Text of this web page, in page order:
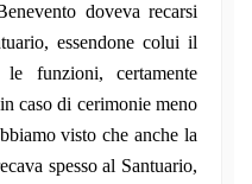
doveva recarsi
essendone colui il
funzioni, certamente
caso di cerimonie meno
visto che anche la
spesso al Santuario,